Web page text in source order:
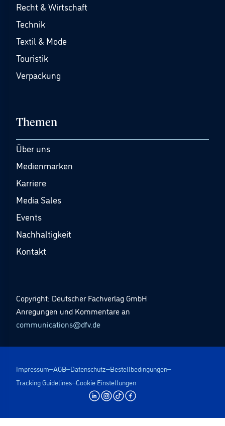
Recht & Wirtschaft
Technik
Textil & Mode
Touristik
Verpackung
Themen
Über uns
Medienmarken
Karriere
Media Sales
Events
Nachhaltigkeit
Kontakt
Copyright: Deutscher Fachverlag GmbH
Anregungen und Kommentare an
communications@dfv.de
Impressum AGB Datenschutz Bestellbedingungen
Tracking Guidelines Cookie Einstellungen